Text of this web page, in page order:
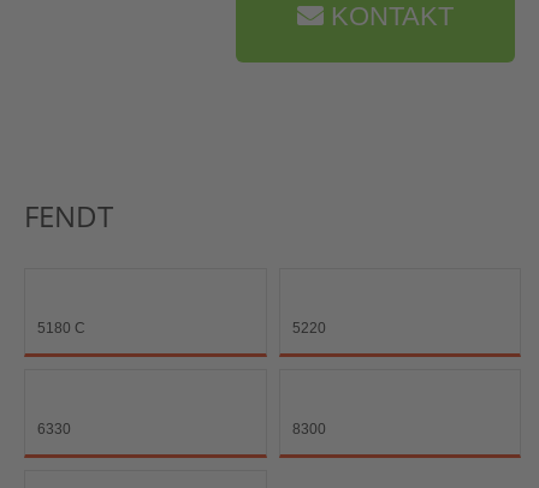
KONTAKT
FENDT
5180 C 5220
6330 8300